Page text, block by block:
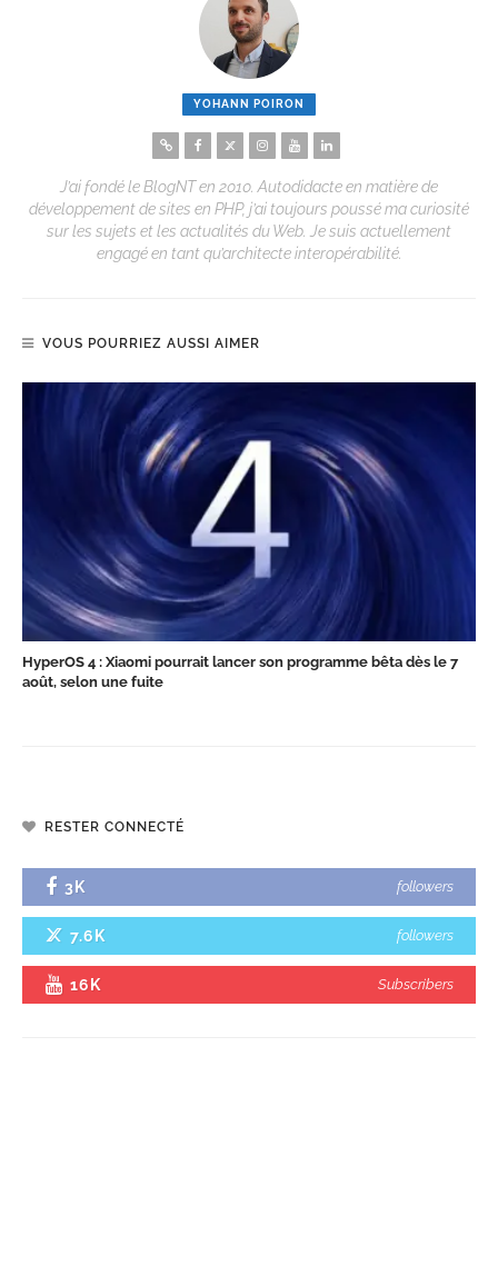
YOHANN POIRON
J’ai fondé le BlogNT en 2010. Autodidacte en matière de
développement de sites en PHP, j’ai toujours poussé ma curiosité
sur les sujets et les actualités du Web. Je suis actuellement
engagé en tant qu’architecte interopérabilité.
VOUS POURRIEZ AUSSI AIMER
HyperOS 4 : Xiaomi pourrait lancer son programme bêta dès le 7
août, selon une fuite
RESTER CONNECTÉ
3K followers
7.6K followers
16K Subscribers